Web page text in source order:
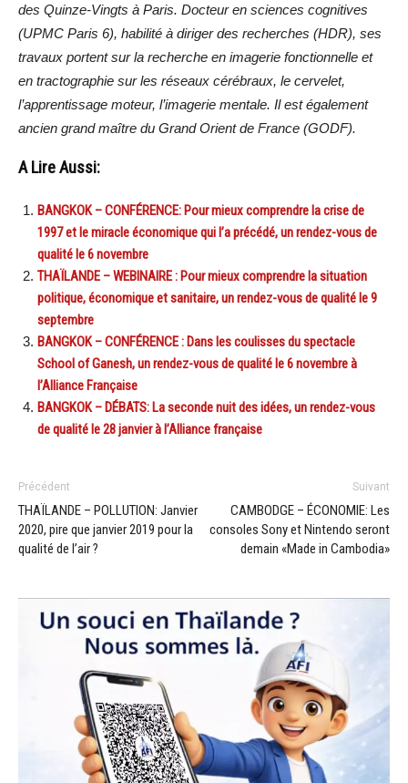
des Quinze-Vingts à Paris. Docteur en sciences cognitives
(UPMC Paris 6), habilité à diriger des recherches (HDR), ses
travaux portent sur la recherche en imagerie fonctionnelle et
en tractographie sur les réseaux cérébraux, le cervelet,
l’apprentissage moteur, l’imagerie mentale. Il est également
ancien grand maître du Grand Orient de France (GODF).
A Lire Aussi:
BANGKOK – CONFÉRENCE: Pour mieux comprendre la crise de
1997 et le miracle économique qui l’a précédé, un rendez-vous de
qualité le 6 novembre
THAÏLANDE – WEBINAIRE : Pour mieux comprendre la situation
politique, économique et sanitaire, un rendez-vous de qualité le 9
septembre
BANGKOK – CONFÉRENCE : Dans les coulisses du spectacle
School of Ganesh, un rendez-vous de qualité le 6 novembre à
l’Alliance Française
BANGKOK – DÉBATS: La seconde nuit des idées, un rendez-vous
de qualité le 28 janvier à l’Alliance française
Précédent
THAÏLANDE – POLLUTION: Janvier
2020, pire que janvier 2019 pour la
qualité de l’air ?
Suivant
CAMBODGE – ÉCONOMIE: Les
consoles Sony et Nintendo seront
demain «Made in Cambodia»